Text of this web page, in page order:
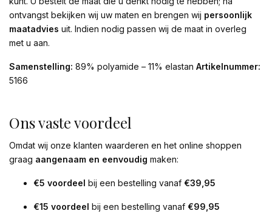
ontvangst bekijken wij uw maten en brengen wij persoonlijk
maatadvies uit. Indien nodig passen wij de maat in overleg
met u aan.
Samenstelling: 89% polyamide – 11% elastan Artikelnummer:
5166
Ons vaste voordeel
Omdat wij onze klanten waarderen en het online shoppen
graag aangenaam en eenvoudig maken:
€5 voordeel bij een bestelling vanaf €39,95
€15 voordeel bij een bestelling vanaf €99,95